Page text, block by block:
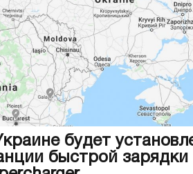
будет
быстрой зарядки